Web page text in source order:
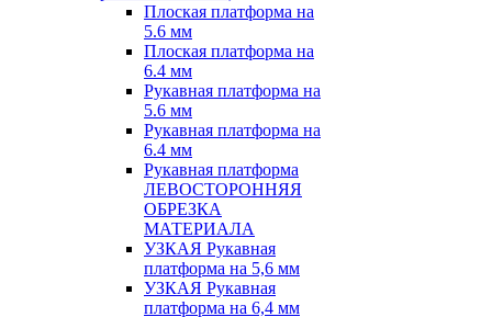
Плоская платформа на
5.6 мм
Плоская платформа на
6.4 мм
Рукавная платформа на
5.6 мм
Рукавная платформа на
6.4 мм
Рукавная платформа
ЛЕВОСТОРОННЯЯ
ОБРЕЗКА
МАТЕРИАЛА
УЗКАЯ Рукавная
платформа на 5,6 мм
УЗКАЯ Рукавная
платформа на 6,4 мм